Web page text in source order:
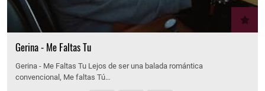
Gerina - Me Faltas Tu
Gerina - Me Faltas Tu Lejos de ser una balada romántica
convencional, Me faltas Tú…